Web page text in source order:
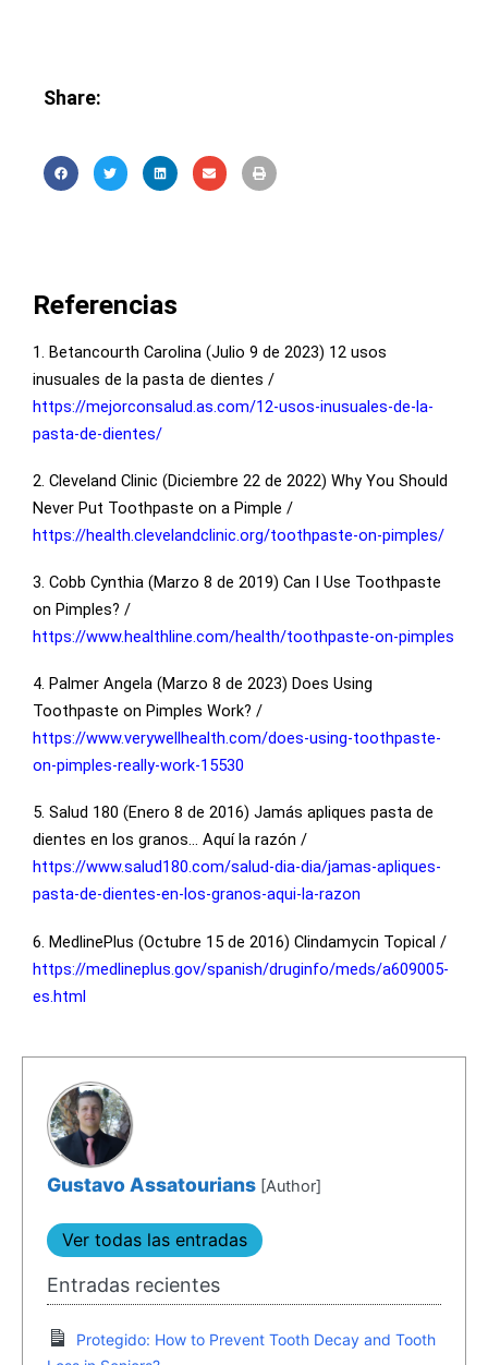
Share:
Referencias
1. Betancourth Carolina (Julio 9 de 2023) 12 usos
inusuales de la pasta de dientes /
https://mejorconsalud.as.com/12-usos-inusuales-de-la-
pasta-de-dientes/
2. Cleveland Clinic (Diciembre 22 de 2022) Why You Should
Never Put Toothpaste on a Pimple /
https://health.clevelandclinic.org/toothpaste-on-pimples/
3. Cobb Cynthia (Marzo 8 de 2019) Can I Use Toothpaste
on Pimples? /
https://www.healthline.com/health/toothpaste-on-pimples
4. Palmer Angela (Marzo 8 de 2023) Does Using
Toothpaste on Pimples Work? /
https://www.verywellhealth.com/does-using-toothpaste-
on-pimples-really-work-15530
5. Salud 180 (Enero 8 de 2016) Jamás apliques pasta de
dientes en los granos… Aquí la razón /
https://www.salud180.com/salud-dia-dia/jamas-apliques-
pasta-de-dientes-en-los-granos-aqui-la-razon
6. MedlinePlus (Octubre 15 de 2016) Clindamycin Topical /
https://medlineplus.gov/spanish/druginfo/meds/a609005-
es.html
Gustavo Assatourians[Author]
Ver todas las entradas
Entradas recientes
Protegido: How to Prevent Tooth Decay and Tooth